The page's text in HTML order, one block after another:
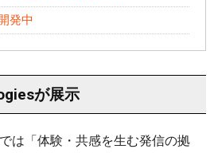
発中
が展示
は「体験・共感を生む発信の拠